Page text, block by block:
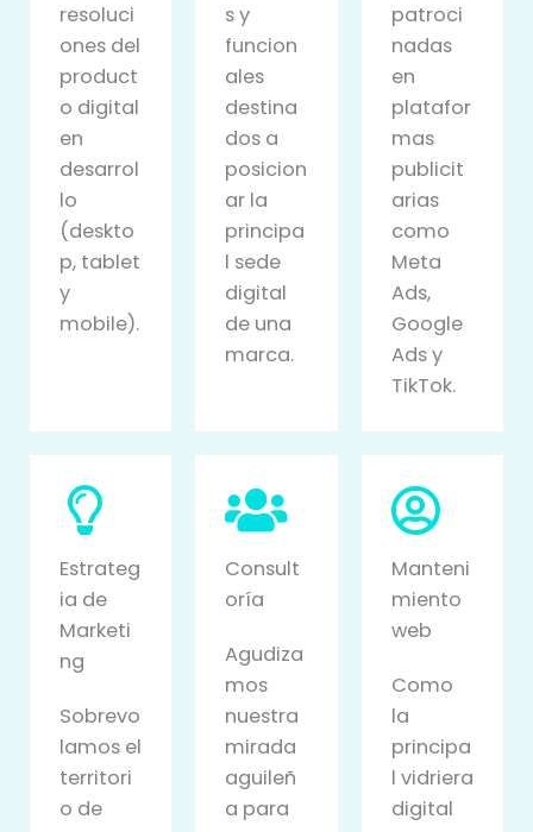
resoluci
ones del
product
o digital
en
desarrol
lo
(deskto
p, tablet
y
mobile).
s y
funcion
ales
destina
dos a
posicion
ar la
principa
l sede
digital
de una
marca.
patroci
nadas
en
platafor
mas
publicit
arias
como
Meta
Ads,
Google
Ads y
TikTok.
Estrateg
ia de
Marketi
ng
Sobrevo
lamos el
territori
o de
Consult
oría
Agudiza
mos
nuestra
mirada
aguileñ
a para
Manteni
miento
web
Como
la
principa
l vidriera
digital